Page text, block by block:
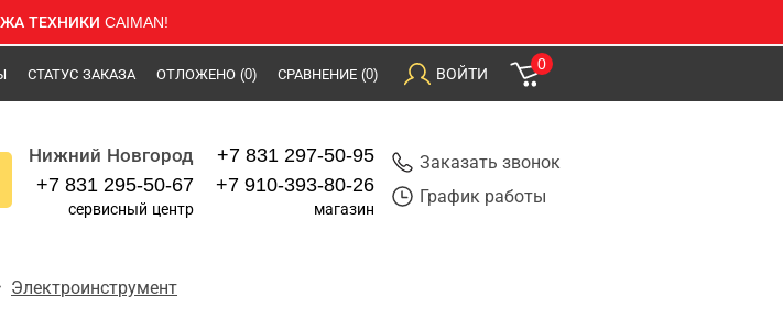
ТЕХНИКИ CAIMAN!
СТАТУС ЗАКАЗА ОТЛОЖЕНО (0) СРАВНЕНИЕ (0) ВОЙТИ
0
Нижний Новгород
+7 831 295-50-67
сервисный центр
+7 831 297-50-95
+7 910-393-80-26
магазин
Заказать звонок
График работы
Электроинструмент